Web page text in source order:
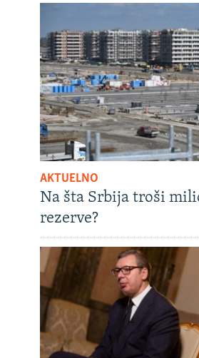
AKTUELNO
Na šta Srbija troši
rezerve?